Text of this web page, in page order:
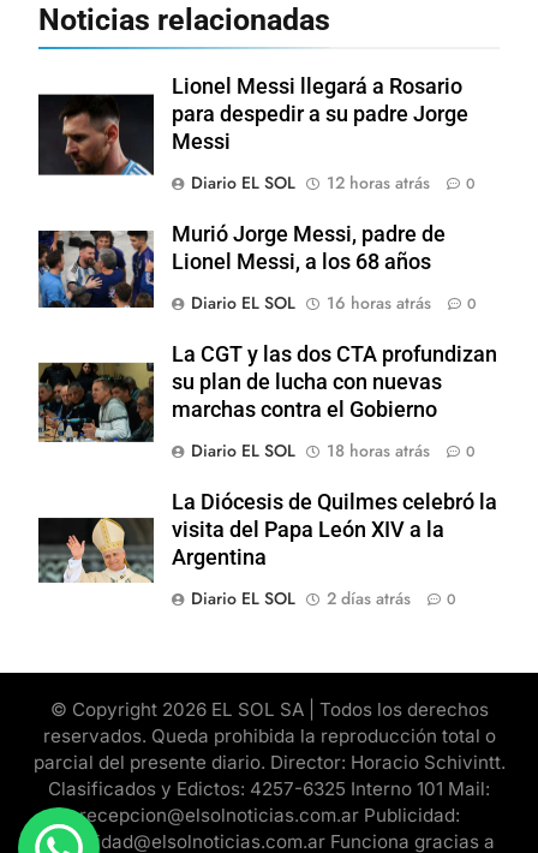
Noticias relacionadas
Lionel Messi llegará a Rosario
para despedir a su padre Jorge
Messi
Diario EL SOL
12 horas atrás 0
Murió Jorge Messi, padre de
Lionel Messi, a los 68 años
Diario EL SOL
16 horas atrás 0
La CGT y las dos CTA profundizan
su plan de lucha con nuevas
marchas contra el Gobierno
Diario EL SOL
18 horas atrás 0
La Diócesis de Quilmes celebró la
visita del Papa León XIV a la
Argentina
Diario EL SOL
2 días atrás 0
© Copyright 2026 EL SOL SA | Todos los derechos
reservados. Queda prohibida la reproducción total o
parcial del presente diario. Director: Horacio Schivintt.
Clasificados y Edictos: 4257-6325 Interno 101 Mail:
recepcion@elsolnoticias.com.ar Publicidad:
publicidad@elsolnoticias.com.ar Funciona gracias a